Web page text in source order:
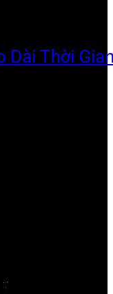
Dài Thời